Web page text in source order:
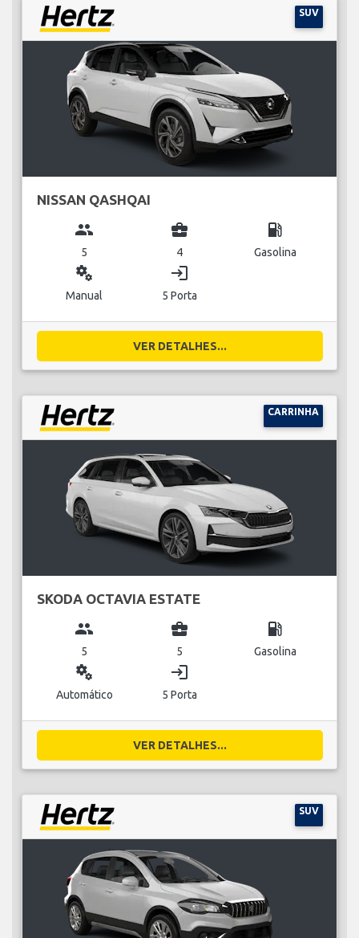
SUV
NISSAN QASHQAI
group
5
business_center
4
local_gas_station
Gasolina
miscellaneous_services
Manual
login
5 Porta
VER DETALHES...
CARRINHA
SKODA OCTAVIA ESTATE
group
5
business_center
5
local_gas_station
Gasolina
miscellaneous_services
Automático
login
5 Porta
VER DETALHES...
SUV